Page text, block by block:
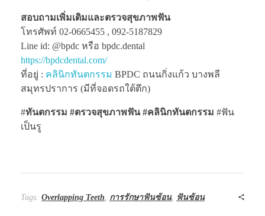
สอบถามเพิ่มเติมและตรวจสุขภาพฟัน
โทรศัพท์ 02-0665455 , 092-5187829
Line id: @bpdc หรือ bpdc.dental
https://bpdcdental.com/
ที่อยู่ : คลินิกทันตกรรม BPDC ถนนกิ่งแก้ว บางพลี
สมุทรปราการ (มีที่จอดรถใต้ตึก)
#ทันตกรรม #ตรวจสุขภาพฟัน #คลินิกทันตกรรม #ฟัน
เป็นรู
Tags: Overlapping Teeth, การรักษาฟันซ้อน, ฟันซ้อน